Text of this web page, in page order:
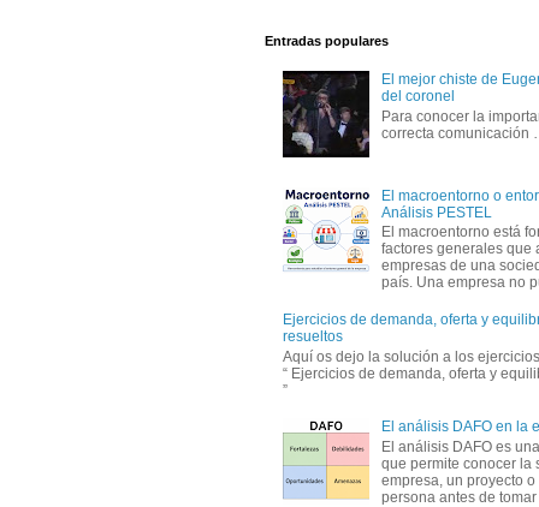
Entradas populares
El mejor chiste de
del coronel
Para conocer la
correcta
El macroentorno o
Análisis PESTEL
El macroentorno está
factores generales que
empresas de una
país. Una empresa no
Ejercicios de demanda, oferta y
resueltos
Aquí os dejo la solución a los
“ Ejercicios de demanda, oferta y
”
El análisis DAFO en la
El análisis DAFO es
que permite conocer la
empresa, un proyecto
persona antes de